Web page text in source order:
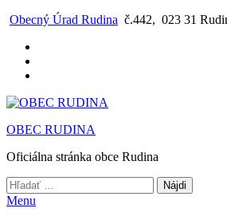
Preskočiť
obsah
Obecný Úrad Rudina č.442, 023 31
OBEC RUDINA
Oficiálna stránka obce Rudina
Hľadať:
Menu